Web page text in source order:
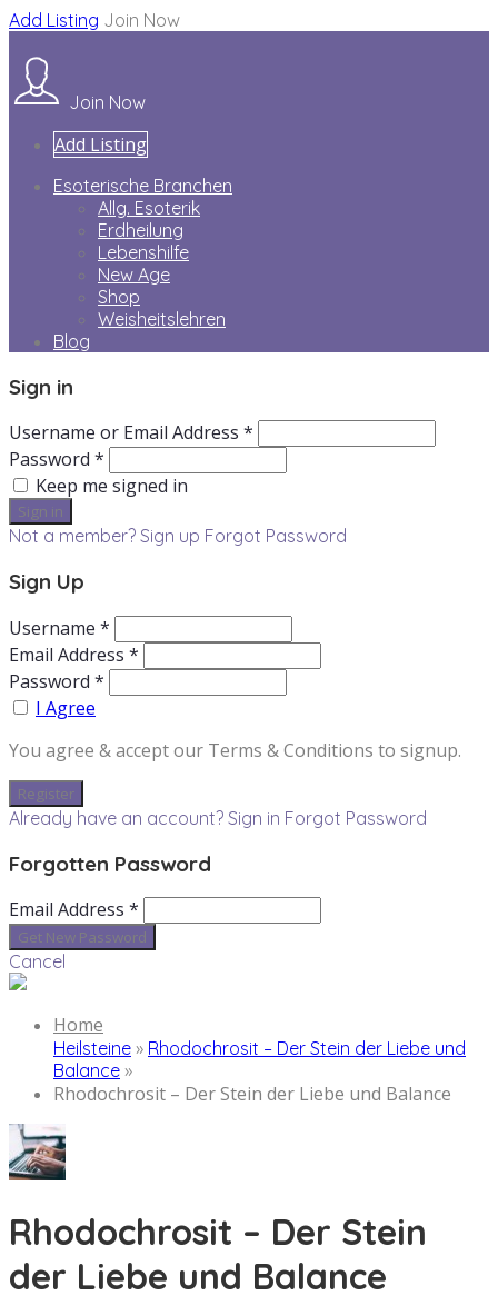
Add Listing Join Now
Join Now
Add Listing
Esoterische Branchen
Allg. Esoterik
Erdheilung
Lebenshilfe
New Age
Shop
Weisheitslehren
Blog
Sign in
Username or Email Address *
Password *
Keep me signed in
Not a member? Sign up Forgot Password
Sign Up
Username *
Email Address *
Password *
I Agree
You agree & accept our Terms & Conditions to signup.
Already have an account? Sign in Forgot Password
Forgotten Password
Email Address *
Cancel
Home
Heilsteine » Rhodochrosit – Der Stein der Liebe und
Balance »
Rhodochrosit – Der Stein der Liebe und Balance
Rhodochrosit – Der Stein
der Liebe und Balance